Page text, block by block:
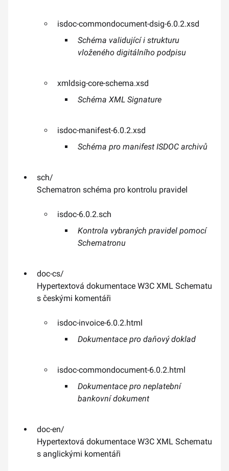
isdoc-commondocument-dsig-6.0.2.xsd
Schéma validující i strukturu
vloženého digitálního podpisu
xmldsig-core-schema.xsd
Schéma XML Signature
isdoc-manifest-6.0.2.xsd
Schéma pro manifest ISDOC archivů
sch/
Schematron schéma pro kontrolu pravidel
isdoc-6.0.2.sch
Kontrola vybraných pravidel pomocí
Schematronu
doc-cs/
Hypertextová dokumentace W3C XML Schematu
s českými komentáři
isdoc-invoice-6.0.2.html
Dokumentace pro daňový doklad
isdoc-commondocument-6.0.2.html
Dokumentace pro neplatební
bankovní dokument
doc-en/
Hypertextová dokumentace W3C XML Schematu
s anglickými komentáři